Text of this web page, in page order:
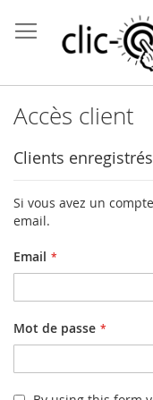
au
contenu
Accès client
Clients enregistrés
Si vous avez un
email.
Email
Mot de passe